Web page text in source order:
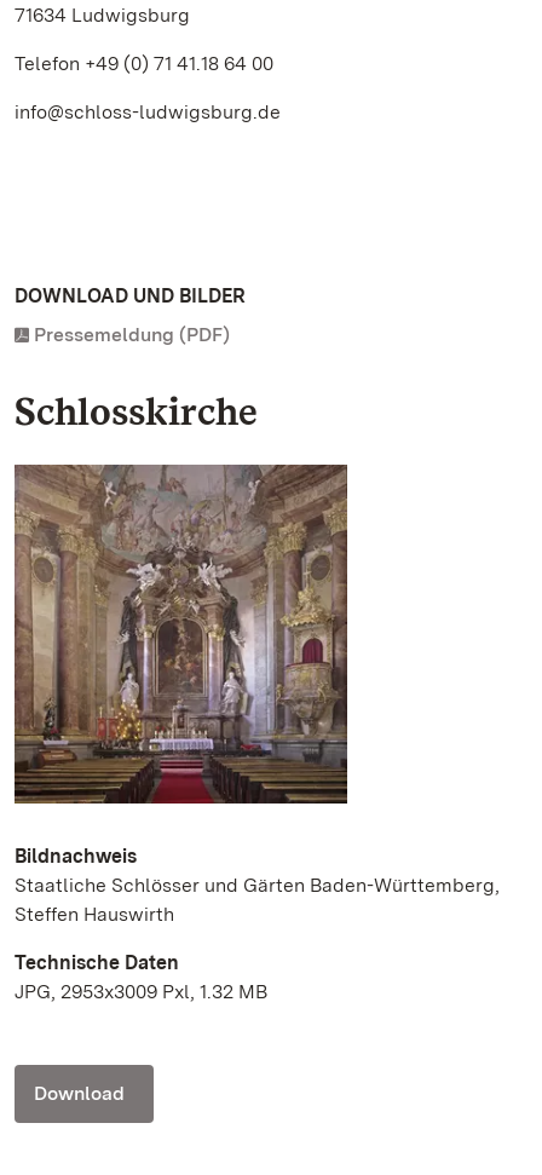
71634 Ludwigsburg
Telefon +49 (0) 71 41.18 64 00
info@schloss-ludwigsburg.de
DOWNLOAD UND BILDER
Pressemeldung (PDF)
Schlosskirche
Bildnachweis
Staatliche Schlösser und Gärten Baden-Württemberg,
Steffen Hauswirth
Technische Daten
JPG, 2953x3009 Pxl, 1.32 MB
Download